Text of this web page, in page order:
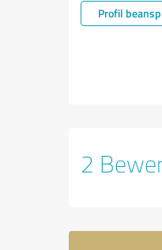
Profil
2